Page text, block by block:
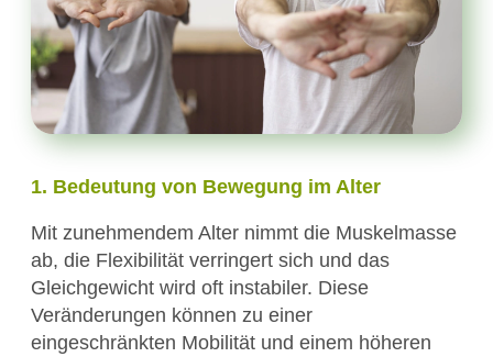
1. Bedeutung von Bewegung im Alter
Mit zunehmendem Alter nimmt die Muskelmasse
ab, die Flexibilität verringert sich und das
Gleichgewicht wird oft instabiler. Diese
Veränderungen können zu einer
eingeschränkten Mobilität und einem höheren